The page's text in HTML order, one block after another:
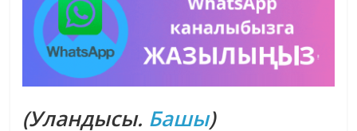
(Уландысы. Башы)